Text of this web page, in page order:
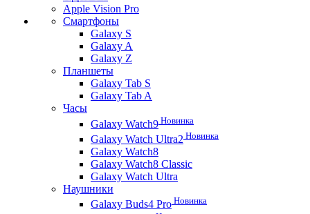
Apple Vision Pro
Смартфоны
Galaxy S
Galaxy A
Galaxy Z
Планшеты
Galaxy Tab S
Galaxy Tab A
Часы
Galaxy Watch9 Новинка
Galaxy Watch Ultra2 Новинка
Galaxy Watch8
Galaxy Watch8 Classic
Galaxy Watch Ultra
Наушники
Galaxy Buds4 Pro Новинка